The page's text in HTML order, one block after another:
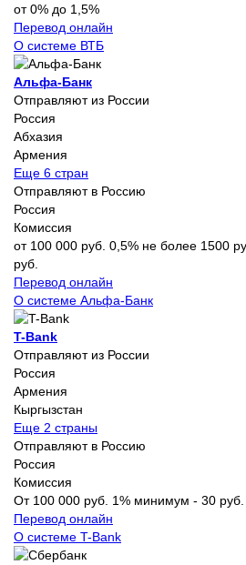
от 0% до 1,5%
Перевод онлайн
О системе ВТБ
Альфа-Банк
Отправляют из России
Россия
Абхазия
Армения
Еще 6 стран
Отправляют в Россию
Россия
Комиссия
от 100 000 руб. 0,5% не более 1500
руб.
Перевод онлайн
О системе Альфа-Банк
T-Bank
Отправляют из России
Россия
Армения
Кыргызстан
Еще 2 страны
Отправляют в Россию
Россия
Комиссия
От 100 000 руб. 1% минимум - 30 руб.
Перевод онлайн
О системе T-Bank